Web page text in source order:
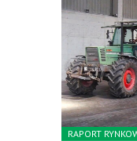
RAPORT